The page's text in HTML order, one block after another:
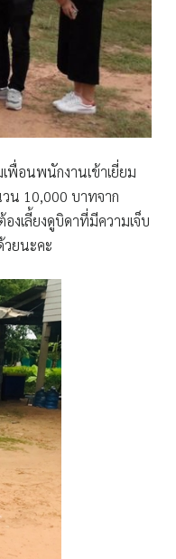
พื่อนพนักงานเข้าเยี่ยม
น 10,000 บาทจาก
องเลี้ยงดูบิดาที่มีความเจ็บ
วยนะคะ